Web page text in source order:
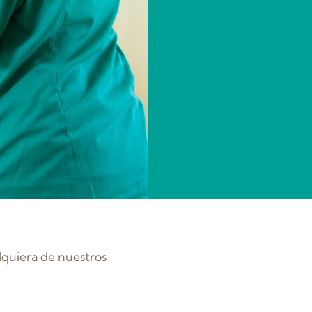
de nuestros